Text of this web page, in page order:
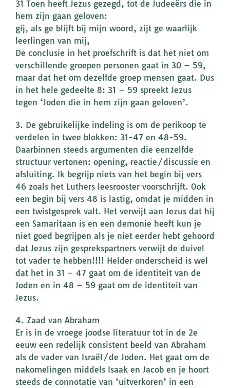
31 Toen heeft Jezus gezegd, tot de Judeeërs die in
hem zijn gaan geloven:
gíj, als ge blijft bij mijn woord, zijt ge waarlijk
leerlingen van mij,
De conclusie in het proefschrift is dat het niet om
verschillende groepen personen gaat in 30 – 59,
maar dat het om dezelfde groep mensen gaat. Dus
in het hele gedeelte 8: 31 – 59 spreekt Jezus
tegen ‘Joden die in hem zijn gaan geloven’.
3. De gebruikelijke indeling is om de perikoop te
verdelen in twee blokken: 31-47 en 48-59.
Daarbinnen steeds argumenten die eenzelfde
structuur vertonen: opening, reactie/discussie en
afsluiting. Ik begrijp niets van het begin bij vers
46 zoals het Luthers leesrooster voorschrijft. Ook
een begin bij vers 48 is lastig, omdat je midden in
een twistgesprek valt. Het verwijt aan Jezus dat hij
een Samaritaan is en een demonie heeft kun je
niet goed begrijpen als je niet eerder hebt gehoord
dat Jezus zijn gesprekspartners verwijt de duivel
tot vader te hebben!!!! Helder onderscheid is wel
dat het in 31 – 47 gaat om de identiteit van de
Joden en in 48 – 59 gaat om de identiteit van
Jezus.
4. Zaad van Abraham
Er is in de vroege joodse literatuur tot in de 2e
eeuw een redelijk consistent beeld van Abraham
als de vader van Israël/de Joden. Het gaat om de
nakomelingen middels Isaak en Jacob en je hoort
steeds de connotatie van ‘uitverkoren’ in een